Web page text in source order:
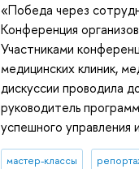
«Победа через
Конференция
Участниками
медицинских клиник,
дискуссии проводила
руководитель
успешного управления
мастер-классы